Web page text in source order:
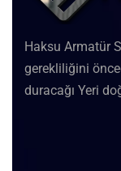
Haksu Armatür
gerekliliğini
duracağı Yeri